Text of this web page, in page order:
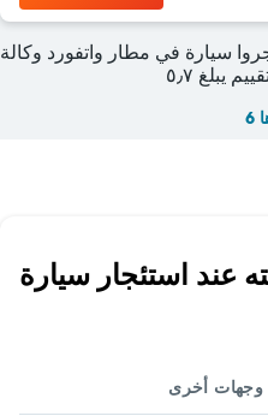
سيارة في مطار واتفورد وكالة
يبلغ ٥٫٧
عند استئجار سيارة
وجهات أخرى